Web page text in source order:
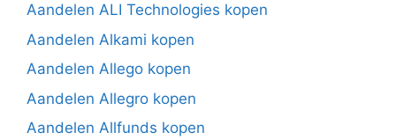
Aandelen ALI Technologies kopen
Aandelen Alkami kopen
Aandelen Allego kopen
Aandelen Allegro kopen
Aandelen Allfunds kopen